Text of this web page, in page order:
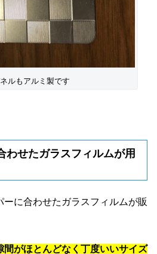
ルもアルミ製です
わせたガラスフィルムが用
に合わせたガラスフィルムが販
間がほとんどなく丁度いいサイズ